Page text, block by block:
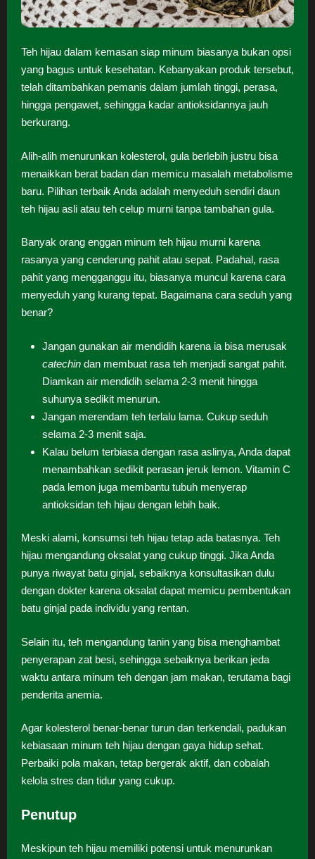
Teh hijau dalam kemasan siap minum biasanya bukan opsi
yang bagus untuk kesehatan. Kebanyakan produk tersebut,
telah ditambahkan pemanis dalam jumlah tinggi, perasa,
hingga pengawet, sehingga kadar antioksidannya jauh
berkurang.
Alih-alih menurunkan kolesterol, gula berlebih justru bisa
menaikkan berat badan dan memicu masalah metabolisme
baru. Pilihan terbaik Anda adalah menyeduh sendiri daun
teh hijau asli atau teh celup murni tanpa tambahan gula.
Banyak orang enggan minum teh hijau murni karena
rasanya yang cenderung pahit atau sepat. Padahal, rasa
pahit yang mengganggu itu, biasanya muncul karena cara
menyeduh yang kurang tepat. Bagaimana cara seduh yang
benar?
Jangan gunakan air mendidih karena ia bisa merusak
catechin dan membuat rasa teh menjadi sangat pahit.
Diamkan air mendidih selama 2-3 menit hingga
suhunya sedikit menurun.
Jangan merendam teh terlalu lama. Cukup seduh
selama 2-3 menit saja.
Kalau belum terbiasa dengan rasa aslinya, Anda dapat
menambahkan sedikit perasan jeruk lemon. Vitamin C
pada lemon juga membantu tubuh menyerap
antioksidan teh hijau dengan lebih baik.
Meski alami, konsumsi teh hijau tetap ada batasnya. Teh
hijau mengandung oksalat yang cukup tinggi. Jika Anda
punya riwayat batu ginjal, sebaiknya konsultasikan dulu
dengan dokter karena oksalat dapat memicu pembentukan
batu ginjal pada individu yang rentan.
Selain itu, teh mengandung tanin yang bisa menghambat
penyerapan zat besi, sehingga sebaiknya berikan jeda
waktu antara minum teh dengan jam makan, terutama bagi
penderita anemia.
Agar kolesterol benar-benar turun dan terkendali, padukan
kebiasaan minum teh hijau dengan gaya hidup sehat.
Perbaiki pola makan, tetap bergerak aktif, dan cobalah
kelola stres dan tidur yang cukup.
Penutup
Meskipun teh hijau memiliki potensi untuk menurunkan